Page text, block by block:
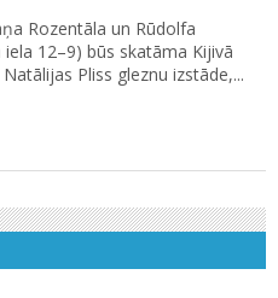
Rozentāla un Rūdolfa
12–9) būs skatāma Kijivā
Pliss gleznu izstāde,...